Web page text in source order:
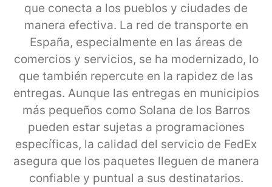
que conecta a los pueblos y ciudades de
manera efectiva. La red de transporte en
España, especialmente en las áreas de
comercios y servicios, se ha modernizado, lo
que también repercute en la rapidez de las
entregas. Aunque las entregas en municipios
más pequeños como Solana de los Barros
pueden estar sujetas a programaciones
específicas, la calidad del servicio de FedEx
asegura que los paquetes lleguen de manera
confiable y puntual a sus destinatarios.